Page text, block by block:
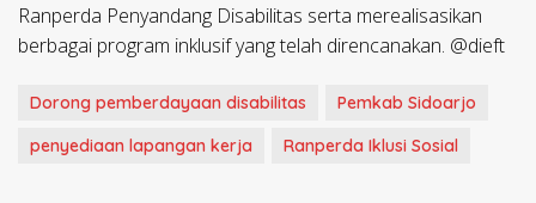
Ranperda Penyandang Disabilitas serta merealisasikan
berbagai program inklusif yang telah direncanakan. @dieft
Dorong pemberdayaan disabilitas
Pemkab Sidoarjo
penyediaan lapangan kerja
Ranperda Iklusi Sosial